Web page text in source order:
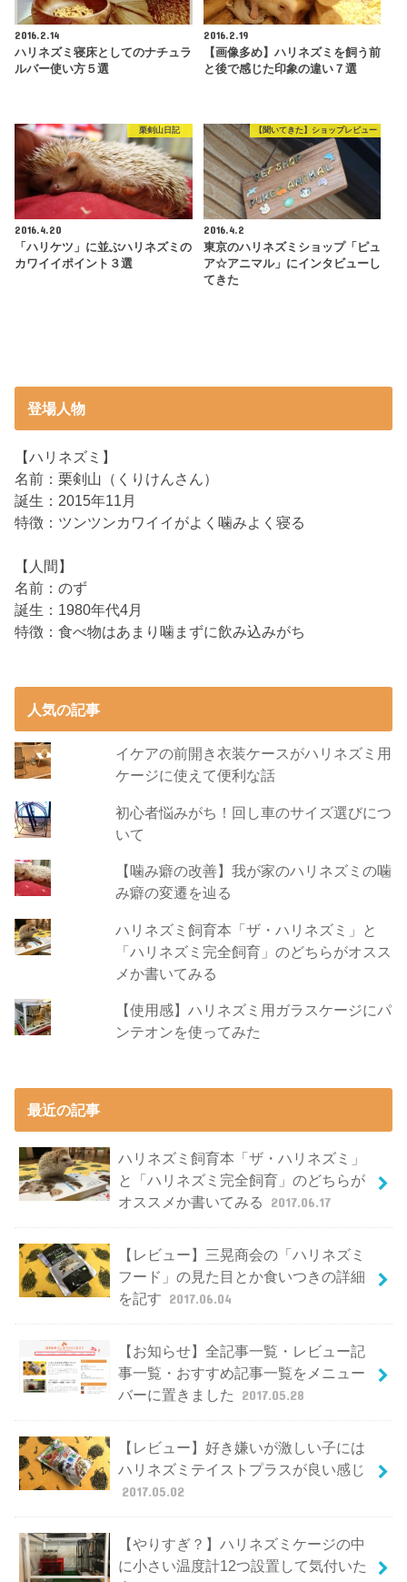
2016.2.14
ハリネズミ寝床としてのナチュラ
ルバー使い方５選
2016.2.19
【画像多め】ハリネズミを飼う前
と後で感じた印象の違い７選
栗剣山日記
2016.4.20
「ハリケツ」に並ぶハリネズミの
カワイイポイント３選
【聞いてきた】ショップレビュー
2016.4.2
東京のハリネズミショップ「ピュ
ア☆アニマル」にインタビューし
てきた
登場人物
【ハリネズミ】
名前：栗剣山（くりけんさん）
誕生：2015年11月
特徴：ツンツンカワイイがよく噛みよく寝る
【人間】
名前：のず
誕生：1980年代4月
特徴：食べ物はあまり噛まずに飲み込みがち
人気の記事
イケアの前開き衣装ケースがハリネズミ用
ケージに使えて便利な話
初心者悩みがち！回し車のサイズ選びにつ
いて
【噛み癖の改善】我が家のハリネズミの噛
み癖の変遷を辿る
ハリネズミ飼育本「ザ・ハリネズミ」と
「ハリネズミ完全飼育」のどちらがオスス
メか書いてみる
【使用感】ハリネズミ用ガラスケージにパ
ンテオンを使ってみた
最近の記事
ハリネズミ飼育本「ザ・ハリネズミ」
と「ハリネズミ完全飼育」のどちらが
オススメか書いてみる
2017.06.17
【レビュー】三晃商会の「ハリネズミ
フード」の見た目とか食いつきの詳細
を記す 2017.06.04
【お知らせ】全記事一覧・レビュー記
事一覧・おすすめ記事一覧をメニュー
バーに置きました
2017.05.28
【レビュー】好き嫌いが激しい子には
ハリネズミテイストプラスが良い感じ
2017.05.02
【やりすぎ？】ハリネズミケージの中
に小さい温度計12つ設置して気付いた